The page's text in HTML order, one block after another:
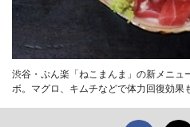
渋谷・ぷん楽「ねこまんま」の新メニュ
ボ。マグロ、キムチなどで体力回復効果